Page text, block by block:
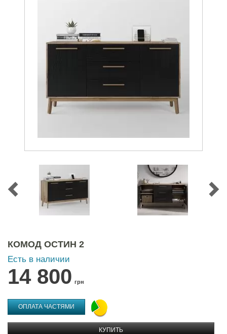
КОМОД ОСТИН 2
Есть в наличии
14 800 грн
ОПЛАТА ЧАСТЯМИ
КУПИТЬ